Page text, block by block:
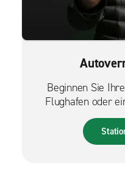
Beginnen Sie
Flughafen oder